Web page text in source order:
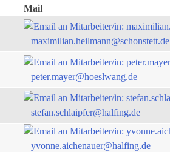
Mail
maximilian.heilmann@schonstett.de
peter.mayer@hoeslwang.de
stefan.schlaipfer@halfing.de
yvonne.aichenauer@halfing.de